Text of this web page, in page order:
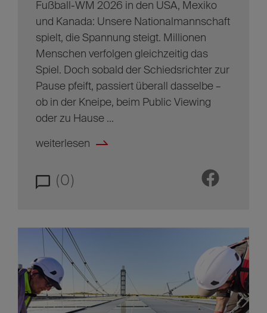
Fußball-WM 2026 in den USA, Mexiko
und Kanada: Unsere Nationalmannschaft
spielt, die Spannung steigt. Millionen
Menschen verfolgen gleichzeitig das
Spiel. Doch sobald der Schiedsrichter zur
Pause pfeift, passiert überall dasselbe –
ob in der Kneipe, beim Public Viewing
oder zu Hause ...
weiterlesen
(0)